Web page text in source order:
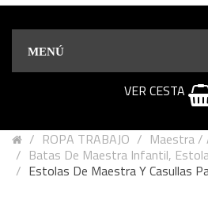
MENÚ
VER CESTA
ROPA TRABAJO
Maestra /
Batas De Maestra Infantil,
Estolas De Maestra Y Casullas